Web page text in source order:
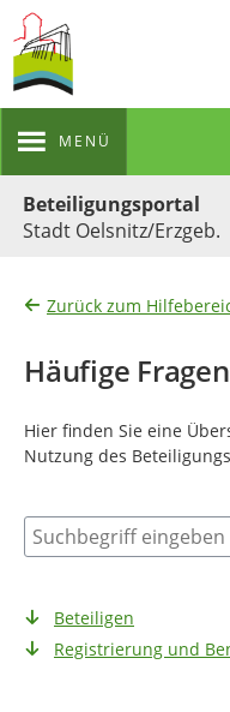
MENÜ
Beteiligungsportal
Stadt Oelsnitz/Erzgeb.
Zurück zum
Häufige Fragen
Hier finden Sie eine
Nutzung des
Suchbegriff eingeben
Beteiligen
Registrierung und